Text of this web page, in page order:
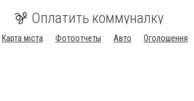
Оплатить коммуналку
Карта міста Фотоотчеты Авто
Оголошення